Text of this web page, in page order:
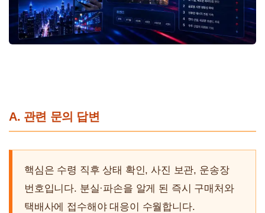
A. 관련 문의 답변
핵심은 수령 직후 상태 확인, 사진 보관, 운송장
번호입니다. 분실·파손을 알게 된 즉시 구매처와
택배사에 접수해야 대응이 수월합니다.